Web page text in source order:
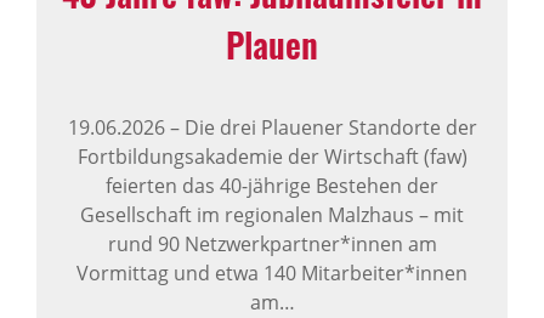
Plauen
19.06.2026–Die drei Plauener Standorte der
Fortbildungsakademie der Wirtschaft (faw)
feierten das 40-jährige Bestehen der
Gesellschaft im regionalen Malzhaus – mit
rund 90 Netzwerkpartner*innen am
Vormittag und etwa 140 Mitarbeiter*innen
am…